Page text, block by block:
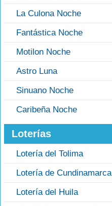
La Culona Noche
Fantástica Noche
Motilon Noche
Astro Luna
Sinuano Noche
Caribeña Noche
Loterías
Lotería del Tolima
Lotería de Cundinamarca
Lotería del Huila